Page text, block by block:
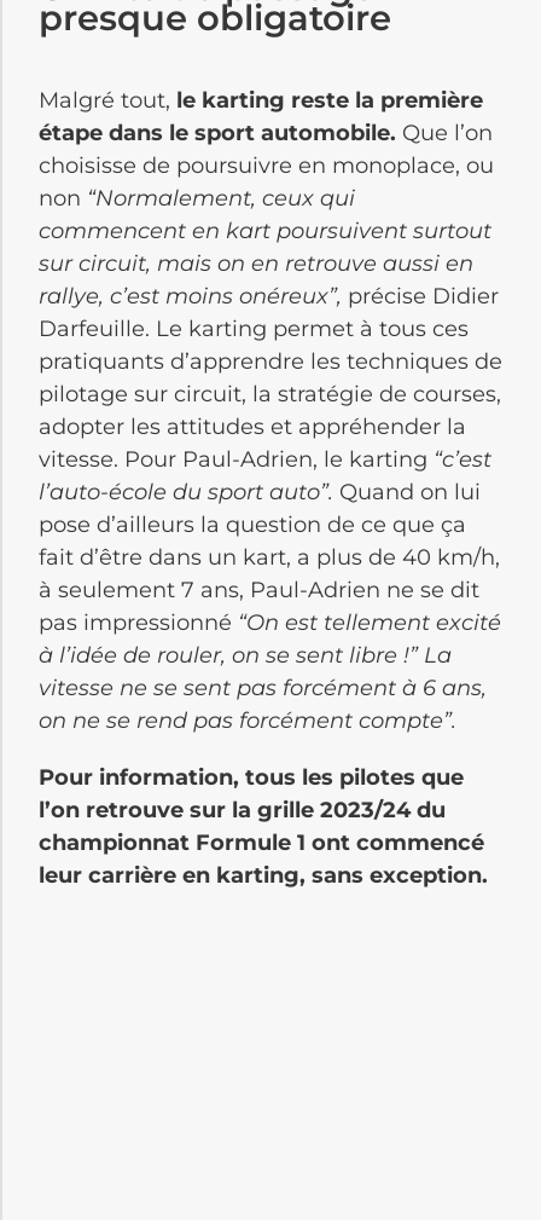
presque obligatoire
Malgré tout, le karting reste la première
étape dans le sport automobile. Que l’on
choisisse de poursuivre en monoplace, ou
non “Normalement, ceux qui
commencent en kart poursuivent surtout
sur circuit, mais on en retrouve aussi en
rallye, c’est moins onéreux”, précise Didier
Darfeuille. Le karting permet à tous ces
pratiquants d’apprendre les techniques de
pilotage sur circuit, la stratégie de courses,
adopter les attitudes et appréhender la
vitesse. Pour Paul-Adrien, le karting “c’est
l’auto-école du sport auto”. Quand on lui
pose d’ailleurs la question de ce que ça
fait d’être dans un kart, a plus de 40 km/h,
à seulement 7 ans, Paul-Adrien ne se dit
pas impressionné “On est tellement excité
à l’idée de rouler, on se sent libre !” La
vitesse ne se sent pas forcément à 6 ans,
on ne se rend pas forcément compte”.
Pour information, tous les pilotes que
l’on retrouve sur la grille 2023/24 du
championnat Formule 1 ont commencé
leur carrière en karting, sans exception.